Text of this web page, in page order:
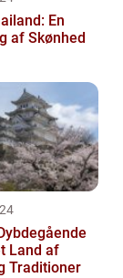
En
af Skønhed
Land af
Traditioner